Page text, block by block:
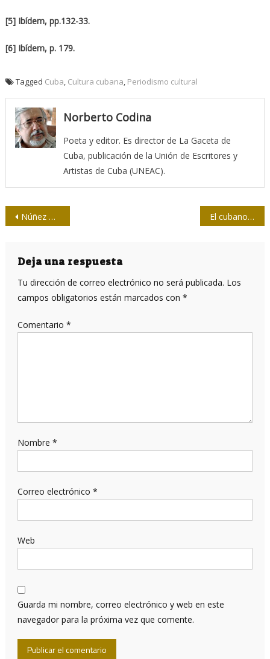
[5] Ibídem, pp.132-33.
[6] Ibídem, p. 179.
Tagged Cuba Cultura cubana Periodismo cultural
Norberto Codina
Poeta y editor. Es director de La Gaceta de
Cuba, publicación de la Unión de Escritores y
Artistas de Cuba (UNEAC).
Navegación
entradas
Núñez Rodríguez a los 100: «Mjum… jmm… mjum…» El cubano que nunca dejó de ser
Deja una respuesta
Tu dirección de correo electrónico no será publicada. Los
campos obligatorios están marcados con *
Comentario *
Nombre *
Correo electrónico *
Web
Guarda mi nombre, correo electrónico y web en este
navegador para la próxima vez que comente.